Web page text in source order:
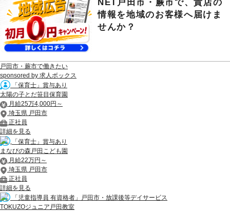
NET戸田市・蕨市で、貴店の
情報を地域のお客様へ届けま
せんか？
戸田市・蕨市で働きたい
sponsored by 求人ボックス
「保育士」賞与あり
太陽の子とだ笹目保育園
月給25万4,000円～
埼玉県 戸田市
正社員
詳細を見る
「保育士」賞与あり
まなびの森戸田こども園
月給22万円～
埼玉県 戸田市
正社員
詳細を見る
「児童指導員 有資格者」戸田市・放課後等デイサービス
TOKUZOジュニア戸田教室